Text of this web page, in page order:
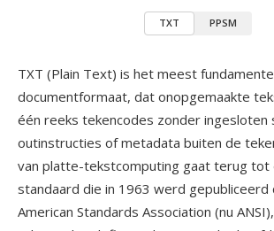
TXT PPSM
TXT (Plain Text) is het meest
documentformaat, dat onopgemaakte
één reeks tekencodes zonder ingesloten
outinstructies of metadata buiten de
van platte-tekstcomputing gaat terug tot
standaard die in 1963 werd gepubliceerd
American Standards Association (nu